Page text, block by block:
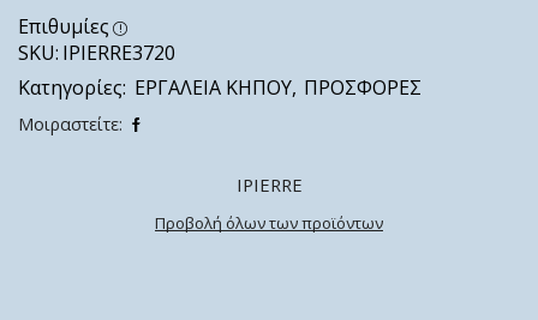
Επιθυμίες
SKU: IPIERRE3720
Κατηγορίες: ΕΡΓΑΛΕΙΑ ΚΗΠΟΥ, ΠΡΟΣΦΟΡΕΣ
Μοιραστείτε:
IPIERRE
Προβολή όλων των προϊόντων